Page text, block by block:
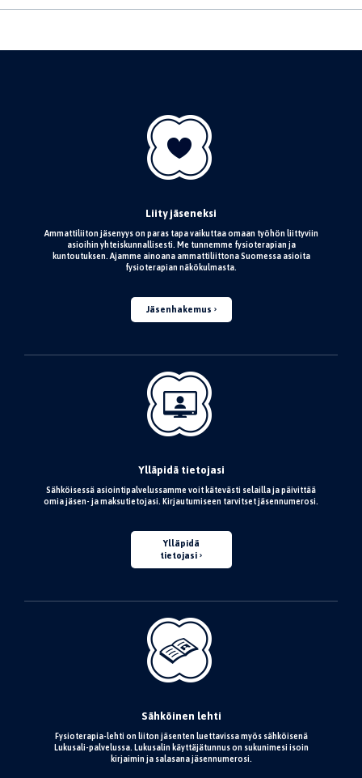
Liity jäseneksi
Ammattiliiton jäsenyys on paras tapa vaikuttaa omaan työhön liittyviin
asioihin yhteiskunnallisesti. Me tunnemme fysioterapian ja
kuntoutuksen. Ajamme ainoana ammattiliittona Suomessa asioita
fysioterapian näkökulmasta.
Jäsenhakemus
Ylläpidä tietojasi
Sähköisessä asiointipalvelussamme voit kätevästi selailla ja päivittää
omia jäsen- ja maksutietojasi. Kirjautumiseen tarvitset jäsennumerosi.
Ylläpidä
tietojasi
Sähköinen lehti
Fysioterapia-lehti on liiton jäsenten luettavissa myös sähköisenä
Lukusali-palvelussa. Lukusalin käyttäjätunnus on sukunimesi isoin
kirjaimin ja salasana jäsennumerosi.